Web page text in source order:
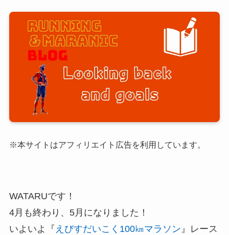
※本サイトはアフィリエイト広告を利用しています。
WATARUです！
4月も終わり、5月になりました！
いよいよ『 えびすだいこく100㎞マラソン 』レース